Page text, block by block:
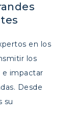
en los
los
e impactar
Desde
su